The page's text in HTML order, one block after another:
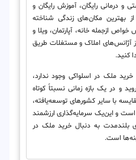
و درمانی رایگان، آموزش رایگان و
بهترین مکان‌های زندگی شناخته
ازجمله خانه، آپارتمان، ویلا و
از آژانس‌های املاک و مستغلات طریق
کنید.
خرید ملک در اسلواکی وجود ندارد،
و در یک بازه زمانی نسبتاً کوتاه
با سایر کشورهای توسعه‌یافته،
است و این‌یک سرمایه‌گذاری ارزشمند
بلندمدت به دنبال خرید ملک در
است.